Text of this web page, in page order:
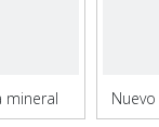
mineral